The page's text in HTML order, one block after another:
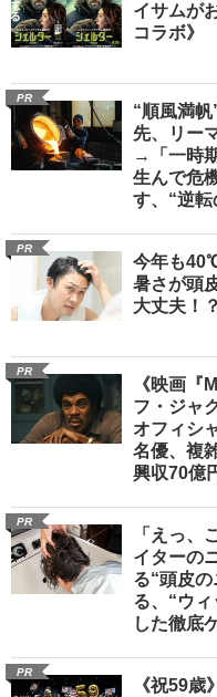
イサムが
コラボ》
PR
“順風満
先、リー
→「一時
生んで危
す、“逆転
PR
今年も
暑さが頭
大丈夫！？
PR
《映画『
フ・ジャ
オフィシ
名優、複
興収70億
PR
「えっ、
イターの
る“頭皮
る、“ウ
した徹底
PR
《祝59